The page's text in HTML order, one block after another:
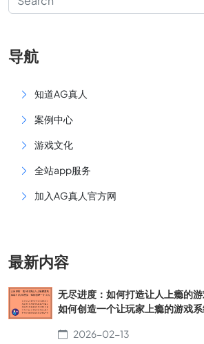
导航
知道AG真人
案例中心
游戏文化
全站app服务
加入AG真人官方网
最新内容
无尽进度：如何打造让人上瘾的
如何创造一个让玩家上瘾的游戏
2026-02-13